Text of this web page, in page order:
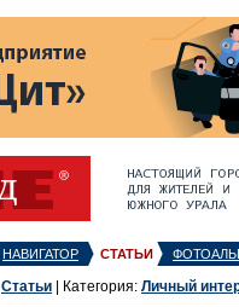
НАВИГАТОР СТАТЬИ
Статьи | Категория: Личный